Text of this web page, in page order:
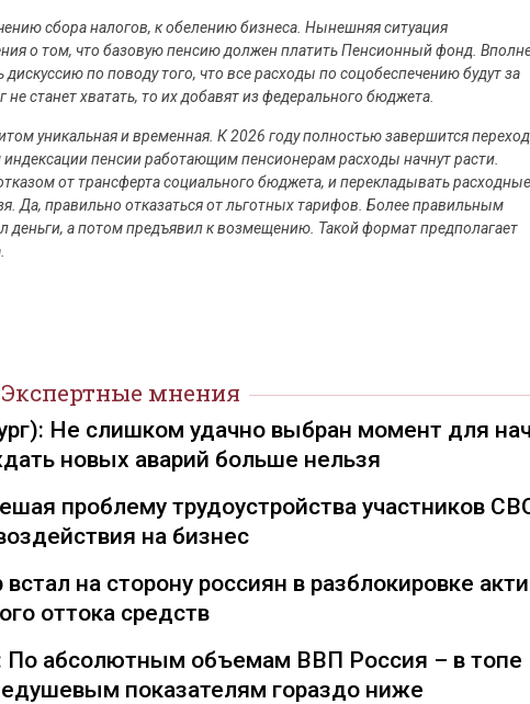
сбора налогов, к обелению бизнеса. Нынешняя ситуация
о том, что базовую пенсию должен платить Пенсионный фонд.
по поводу того, что все расходы по соцобеспечению будут за
станет хватать, то их добавят из федерального бюджета.
уникальная и временная. К 2026 году полностью завершится переход
пенсии работающим пенсионерам расходы начнут расти.
от трансферта социального бюджета, и перекладывать расходные
Да, правильно отказаться от льготных тарифов. Более правильным
деньги, а потом предъявил к возмещению. Такой формат предполагает
Экспертные мнения
Не слишком удачно выбран момент для
новых аварий больше нельзя
проблему трудоустройства участников
на бизнес
на сторону россиян в разблокировке
оттока средств
абсолютным объемам ВВП Россия – в топе
показателям гораздо ниже